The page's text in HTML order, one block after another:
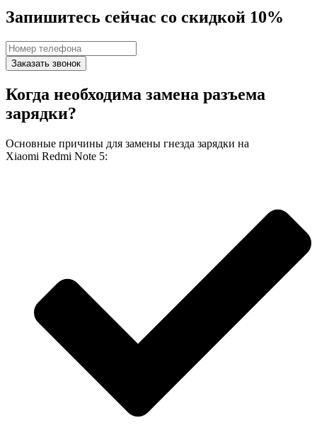
Запишитесь сейчас со скидкой 10%
Заказать звонок
Когда необходима замена разъема
зарядки?
Основные причины для замены гнезда зарядки на
Xiaomi Redmi Note 5: